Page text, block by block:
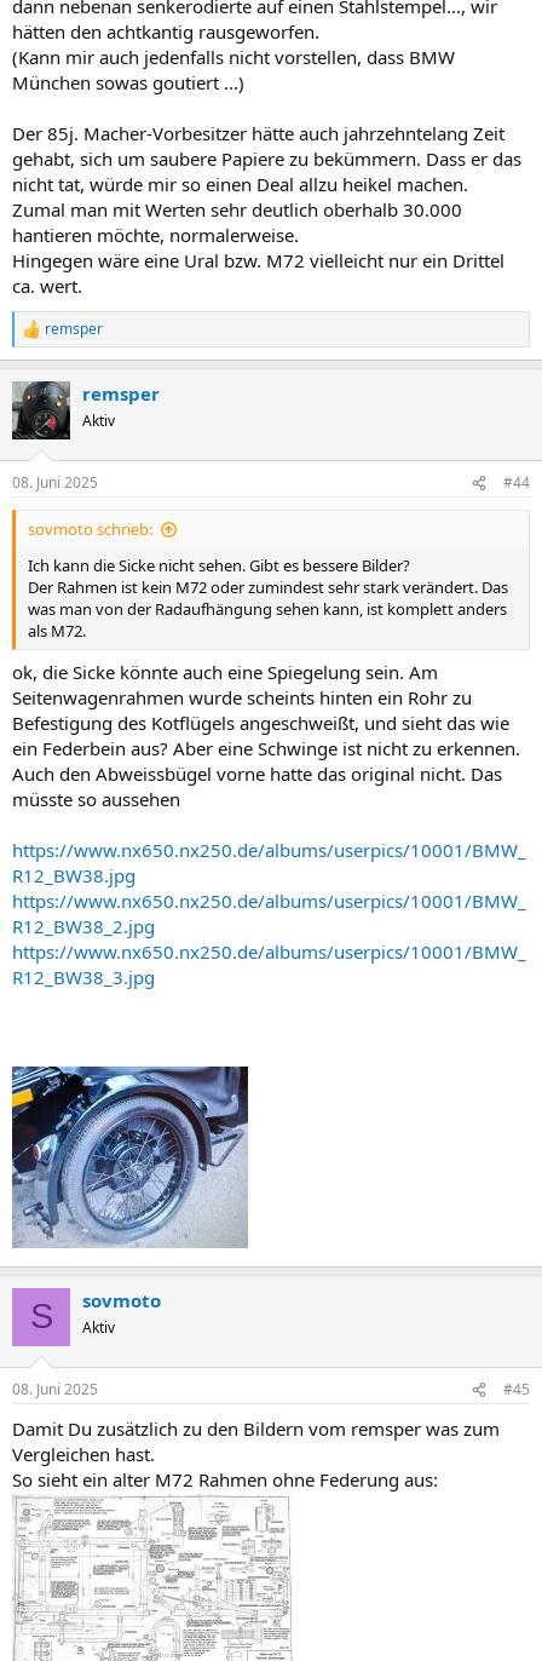
dann nebenan senkerodierte auf einen Stahlstempel..., wir
hätten den achtkantig rausgeworfen.
(Kann mir auch jedenfalls nicht vorstellen, dass BMW
München sowas goutiert ...)
Der 85j. Macher-Vorbesitzer hätte auch jahrzehntelang Zeit
gehabt, sich um saubere Papiere zu bekümmern. Dass er das
nicht tat, würde mir so einen Deal allzu heikel machen.
Zumal man mit Werten sehr deutlich oberhalb 30.000
hantieren möchte, normalerweise.
Hingegen wäre eine Ural bzw. M72 vielleicht nur ein Drittel
ca. wert.
R
e
k
t
i
e
n
remsper
remsper
Aktiv
08. Juni 2025 #44
sovmoto schrieb:
Ich kann die Sicke nicht sehen. Gibt es bessere Bilder?
Der Rahmen ist kein M72 oder zumindest sehr stark verändert. Das
was man von der Radaufhängung sehen kann, ist komplett anders
als M72.
ok, die Sicke könnte auch eine Spiegelung sein. Am
Seitenwagenrahmen wurde scheints hinten ein Rohr zu
Befestigung des Kotflügels angeschweißt, und sieht das wie
ein Federbein aus? Aber eine Schwinge ist nicht zu erkennen.
Auch den Abweissbügel vorne hatte das original nicht. Das
müsste so aussehen
https://www.nx650.nx250.de/albums/userpics/10001/BMW_
R12_BW38.jpg
https://www.nx650.nx250.de/albums/userpics/10001/BMW_
R12_BW38_2.jpg
https://www.nx650.nx250.de/albums/userpics/10001/BMW_
R12_BW38_3.jpg
S sovmoto
Aktiv
08. Juni 2025 #45
Damit Du zusätzlich zu den Bildern vom remsper was zum
Vergleichen hast.
So sieht ein alter M72 Rahmen ohne Federung aus: